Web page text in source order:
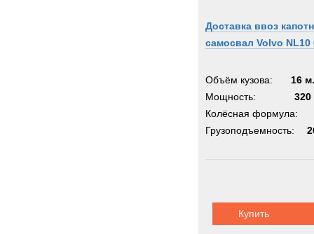
Доставка ввоз
самосвал Volvo NL10
Объём кузова:
16
Мощность:
320
Колёсная формула:
Грузоподъемность:
Купить